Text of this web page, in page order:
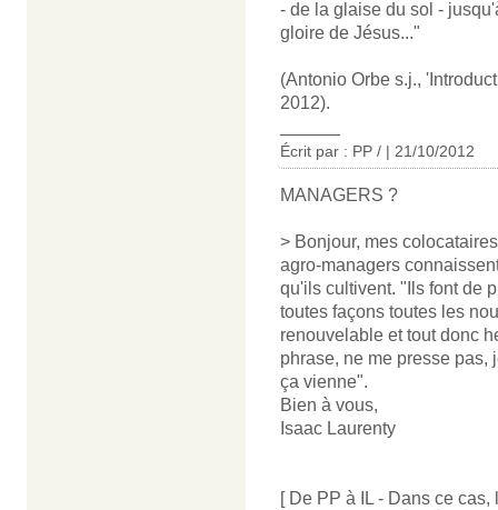
- de la glaise du sol -
gloire de Jésus..."
(Antonio Orbe s.j.,
2012).
Écrit par : PP / | 21/10/2012
MANAGERS ?
> Bonjour, mes
agro-managers
qu'ils cultivent. "Ils font de
toutes façons toutes les
renouvelable et tout donc
phrase, ne me presse pas,
ça vienne".
Bien à vous,
Isaac Laurenty
[ De PP à IL - Dans ce